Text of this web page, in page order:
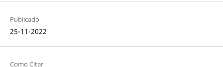
Publicado
25-11-2022
Como Citar